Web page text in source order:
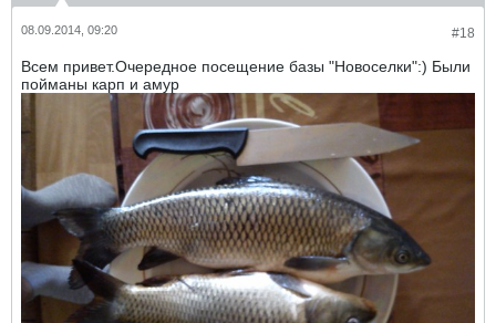
#18
08.09.2014, 09:20
Всем привет.Очередное посещение базы "Новоселки":) Были
пойманы карп и амур